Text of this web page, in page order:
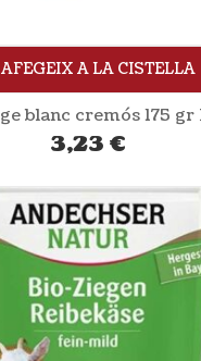
AFEGEIX A LA CISTELLA
3,23 €